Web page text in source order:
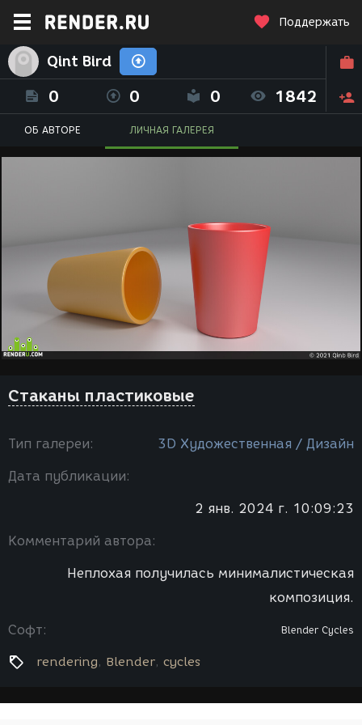
Поддержать
Qint Bird
0 0 0 1842
ОБ АВТОРЕ ЛИЧНАЯ ГАЛЕРЕЯ
Стаканы пластиковые
Тип галереи: 3D Художественная / Дизайн
Дата публикации:
2 янв. 2024 г. 10:09:23
Комментарий автора:
Неплохая получилась минималистическая
композиция.
Софт: Blender Cycles
rendering Blender cycles